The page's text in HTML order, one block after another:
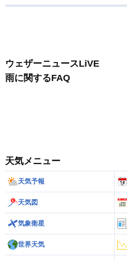
ウェザーニュースLiVE
雨に関するFAQ
天気メニュー
天気予報
天気図
気象衛星
世界天気